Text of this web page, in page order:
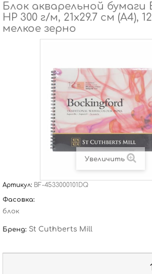
Блок акварельной бумаги
HP 300 г/м, 21х29.7 см (А4),
мелкое зерно
Увеличить
Артикул: BF-4533000101DQ
Фасовка:
блок
Бренд: St Cuthberts Mill